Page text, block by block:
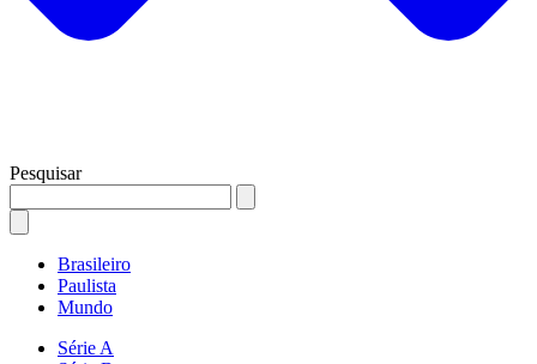
Pesquisar
Brasileiro
Paulista
Mundo
Série A